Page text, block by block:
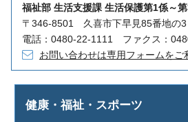
福祉部 生活支援課 生活保護第1係～
〒346-8501 久喜市下早見85番地の3
電話：0480-22-1111 ファクス：
お問い合わせは専用フォームをご
健康・福祉・スポーツ